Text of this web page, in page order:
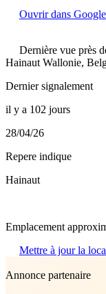
Ouvrir dans
Dernière vue près
Hainaut Wallonie,
Dernier signalement
il y a 102 jours
28/04/26
Repere indique
Hainaut
Emplacement
Mettre à jour la
Annonce partenaire